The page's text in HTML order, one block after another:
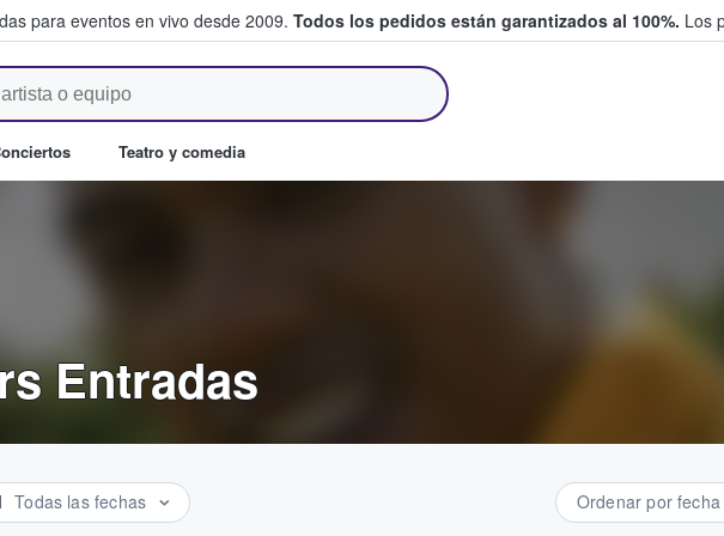
para eventos en vivo desde 2009. Todos los pedidos están garantizados al 100%. Los
y venta de entradas entre fans
Teatro y comedia
Entradas
Todas las fechas Ordenar por fecha